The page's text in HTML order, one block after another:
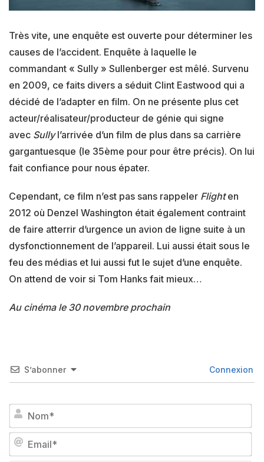
Très vite, une enquête est ouverte pour déterminer les
causes de l’accident. Enquête à laquelle le
commandant « Sully » Sullenberger est mêlé. Survenu
en 2009, ce faits divers a séduit Clint Eastwood qui a
décidé de l’adapter en film. On ne présente plus cet
acteur/réalisateur/producteur de génie qui signe
avec Sullyl’arrivée d’un film de plus dans sa carrière
gargantuesque (le 35ème pour pour être précis). On lui
fait confiance pour nous épater.
Cependant, ce film n’est pas sans rappeler Flighten
2012 où Denzel Washington était également contraint
de faire atterrir d’urgence un avion de ligne suite à un
dysfonctionnement de l’appareil. Lui aussi était sous le
feu des médias et lui aussi fut le sujet d’une enquête.
On attend de voir si Tom Hanks fait mieux…
Au cinéma le 30 novembre prochain
S’abonner Connexion